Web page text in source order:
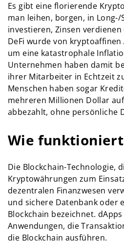
Es gibt eine florierende
man leihen, borgen, in
investieren, Zinsen
DeFi wurde von
um eine katastrophale
Unternehmen haben damit
ihrer Mitarbeiter in Echtzeit
Menschen haben sogar
mehreren Millionen Dollar
abbezahlt, ohne persönliche
Wie funktioniert
Die Blockchain-Technologie,
Kryptowährungen zum
dezentralen Finanzwesen
und sichere Datenbank oder
Blockchain bezeichnet.
Anwendungen, die
die Blockchain ausführen.